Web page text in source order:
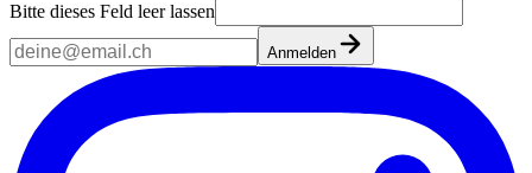
Bitte dieses Feld leer lassen
Anmelden